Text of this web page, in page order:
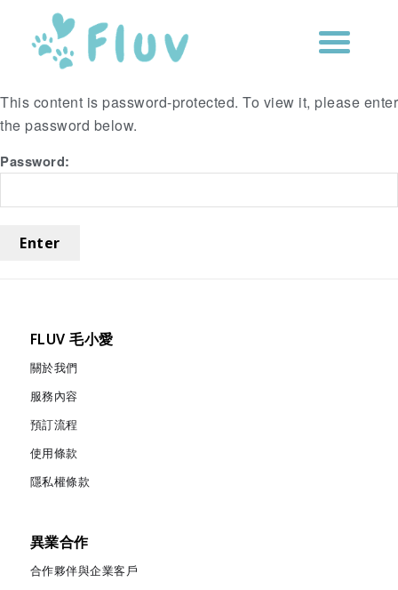
This content is password-protected. To view it, please enter
the password below.
Password:
FLUV 毛小愛
關於我們
服務內容
預訂流程
使用條款
隱私權條款
異業合作
合作夥伴與企業客戶